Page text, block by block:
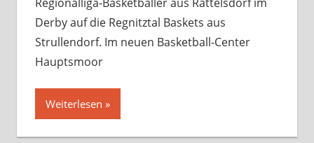
Derby auf die Regnitztal Baskets aus
Strullendorf. Im neuen Basketball-Center
Hauptsmoor
Weiterlesen